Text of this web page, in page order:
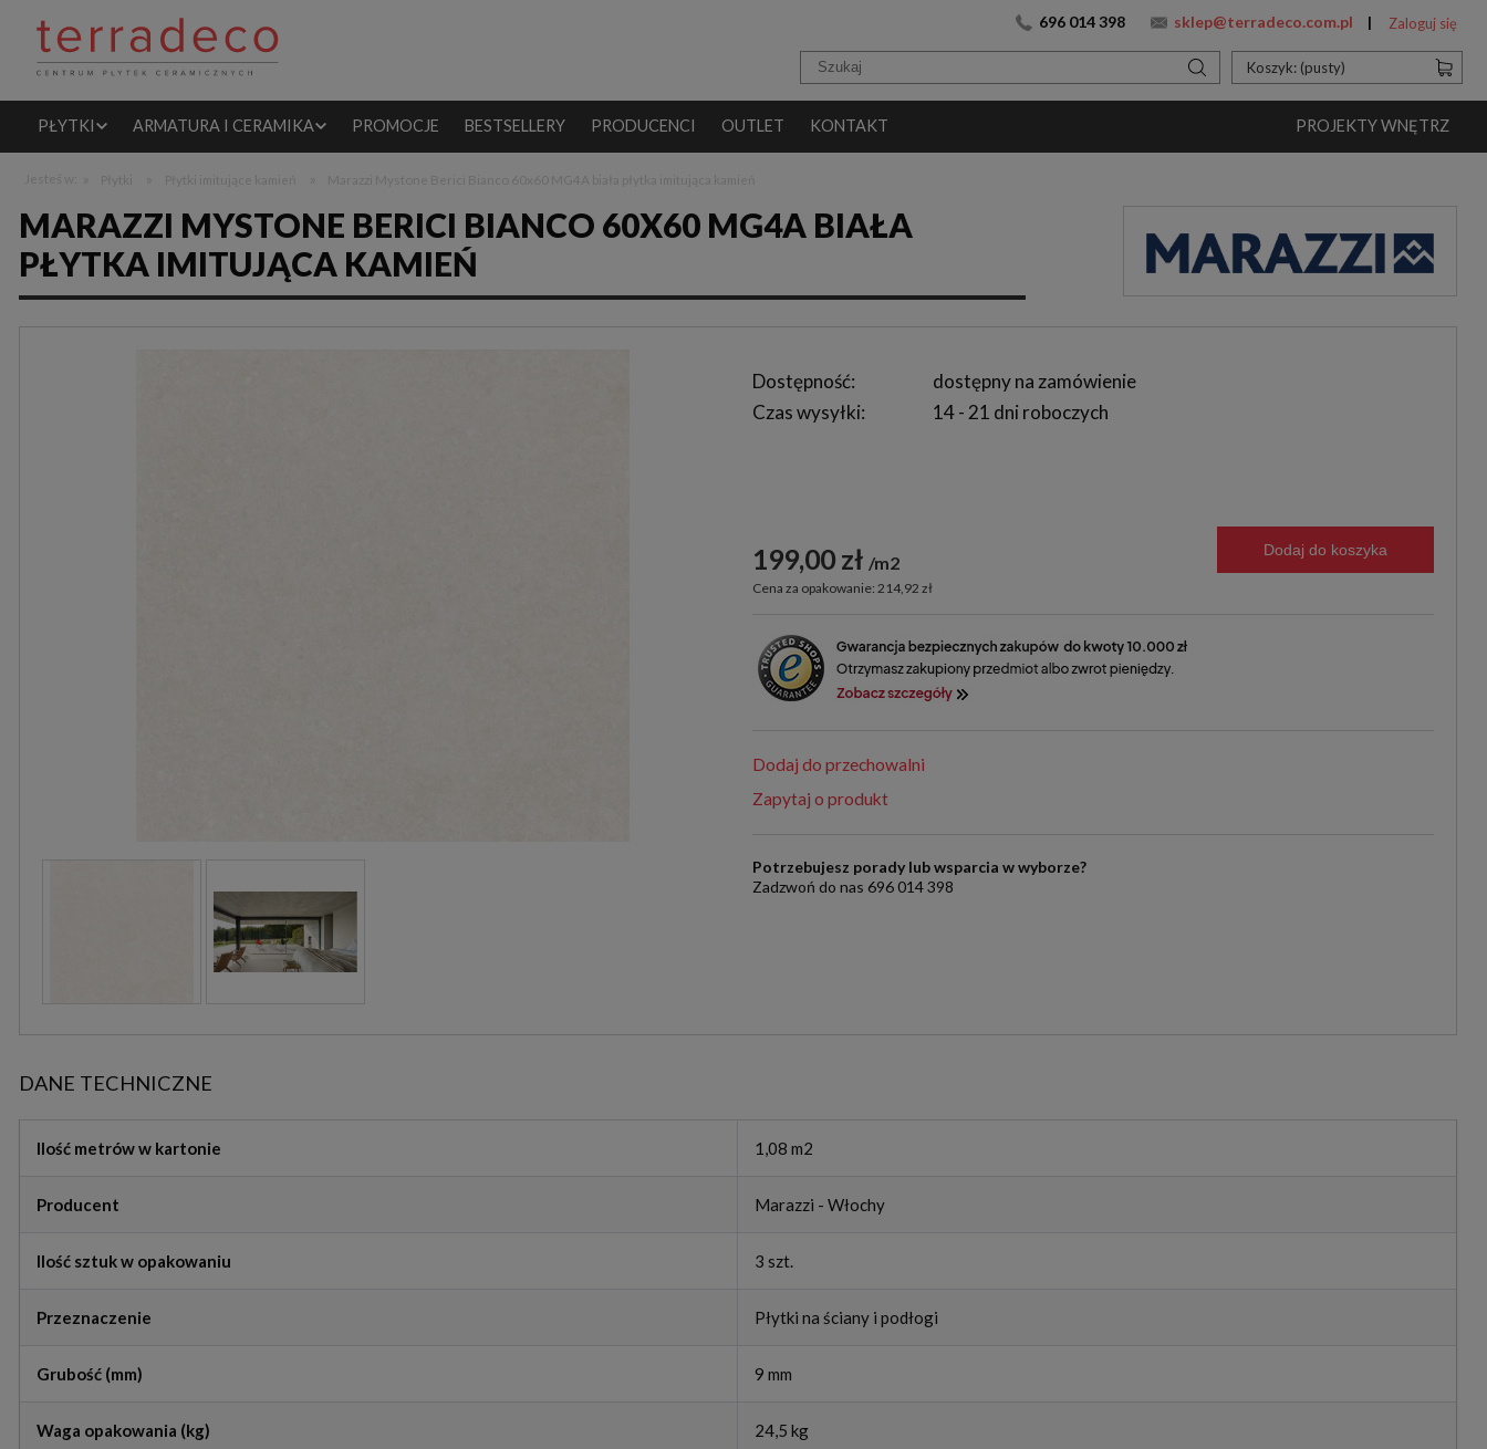
696 014 398 sklep@terradeco.com.pl Zaloguj się
Koszyk: (pusty)
PŁYTKI ARMATURA I CERAMIKA PROMOCJE BESTSELLERY PRODUCENCI OUTLET KONTAKT PROJEKTY WNĘTRZ
MARAZZI MYSTONE BERICI BIANCO 60X60 MG4A BIAŁA
PŁYTKA IMITUJĄCA KAMIEŃ
Dostępność:
dostępny na zamówienie
Czas wysyłki:
14 - 21 dni roboczych
199,00 zł m2
Cena za opakowanie: 214,92 zł
Dodaj do koszyka
Dodaj do przechowalni
Zapytaj o produkt
Potrzebujesz porady lub wsparcia w wyborze?
Zadzwoń do nas 696 014 398
DANE TECHNICZNE
Ilość metrów w kartonie 1,08 m2
Producent Marazzi - Włochy
Ilość sztuk w opakowaniu 3 szt.
Przeznaczenie Płytki na ściany i podłogi
Grubość (mm) 9 mm
Waga opakowania (kg) 24,5 kg